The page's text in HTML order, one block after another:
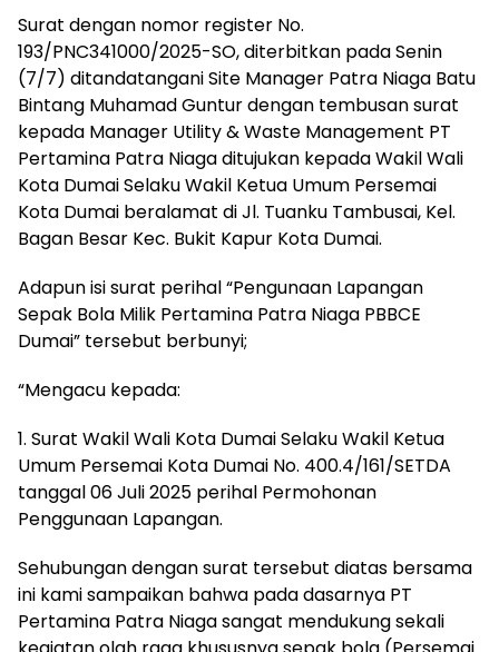
Surat dengan nomor register No.
193/PNC341000/2025-SO, diterbitkan pada Senin
(7/7) ditandatangani Site Manager Patra Niaga Batu
Bintang Muhamad Guntur dengan tembusan surat
kepada Manager Utility & Waste Management PT
Pertamina Patra Niaga ditujukan kepada Wakil Wali
Kota Dumai Selaku Wakil Ketua Umum Persemai
Kota Dumai beralamat di Jl. Tuanku Tambusai, Kel.
Bagan Besar Kec. Bukit Kapur Kota Dumai.
Adapun isi surat perihal “Pengunaan Lapangan
Sepak Bola Milik Pertamina Patra Niaga PBBCE
Dumai” tersebut berbunyi;
“Mengacu kepada:
1. Surat Wakil Wali Kota Dumai Selaku Wakil Ketua
Umum Persemai Kota Dumai No. 400.4/161/SETDA
tanggal 06 Juli 2025 perihal Permohonan
Penggunaan Lapangan.
Sehubungan dengan surat tersebut diatas bersama
ini kami sampaikan bahwa pada dasarnya PT
Pertamina Patra Niaga sangat mendukung sekali